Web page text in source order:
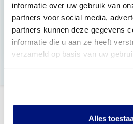
informatie over uw gebruik van
partners voor social media,
partners kunnen deze gegevens
informatie die u aan ze heeft
verzameld op basis van uw
Alles
Wanneer kom ik in aanmerking
verbandschoenen?